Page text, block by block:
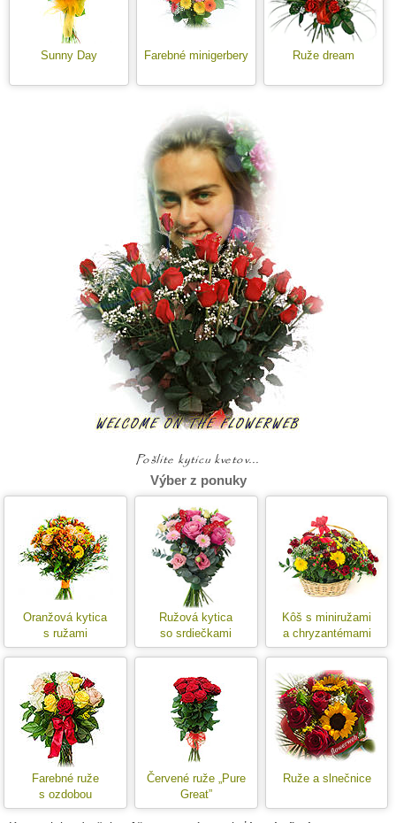
Sunny Day Farebné minigerbery Ruže dream
Výber z ponuky
Oranžová kytica
s ružami
Ružová kytica
so srdiečkami
Kôš s miniružami
a chryzantémami
Farebné ruže
s ozdobou
Červené ruže „Pure
Great”
Ruže a slnečnice